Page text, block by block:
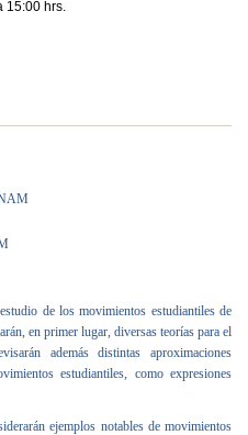
15:00 hrs.
de los movimientos estudiantiles de
en primer lugar, diversas teorías para el
además distintas aproximaciones
estudiantiles, como expresiones
ejemplos notables de movimientos